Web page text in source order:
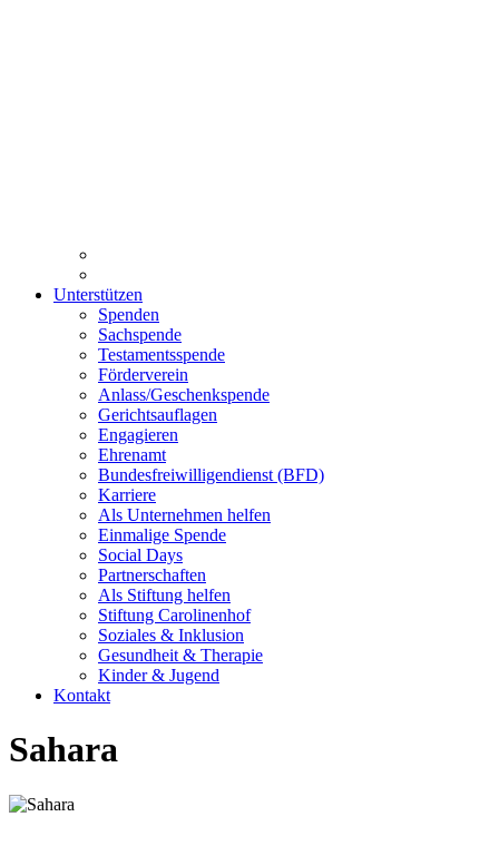
Unterstützen
Spenden
Sachspende
Testamentsspende
Förderverein
Anlass/Geschenkspende
Gerichtsauflagen
Engagieren
Ehrenamt
Bundesfreiwilligendienst (BFD)
Karriere
Als Unternehmen helfen
Einmalige Spende
Social Days
Partnerschaften
Als Stiftung helfen
Stiftung Carolinenhof
Soziales & Inklusion
Gesundheit & Therapie
Kinder & Jugend
Kontakt
Sahara